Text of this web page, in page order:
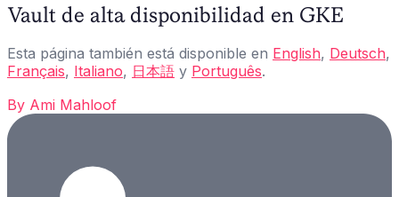
Vault de alta disponibilidad en GKE
Esta página también está disponible en English, Deutsch,
Français, Italiano, 日本語 y Português.
By Ami Mahloof